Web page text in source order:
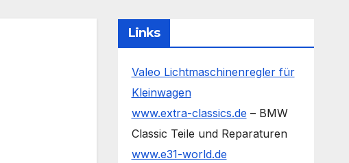
Links
Valeo Lichtmaschinenregler für
Kleinwagen
www.extra-classics.de – BMW
Classic Teile und Reparaturen
www.e31-world.de